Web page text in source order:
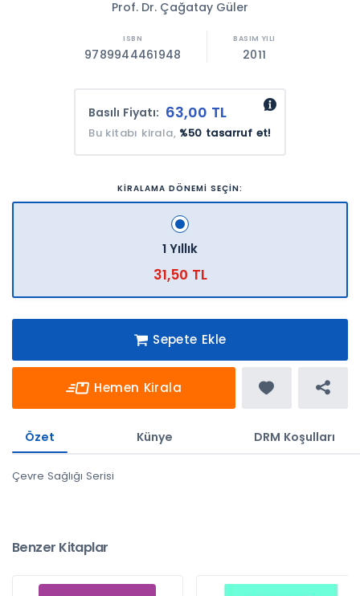
Prof. Dr. Çağatay Güler
9789944461948 2011
Basılı Fiyatı: 63,00 TL
Bu kitabı kirala, %50 tasarruf et!
KİRALAMA DÖNEMİ SEÇİN:
1 Yıllık
31,50 TL
Sepete Ekle
Hemen Kirala
Özet Künye DRM Koşulları
Çevre Sağlığı Serisi
Benzer Kitaplar